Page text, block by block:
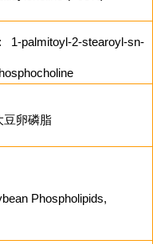
1-palmitoyl-2-stearoyl-sn-
豆卵磷脂
Phospholipids,